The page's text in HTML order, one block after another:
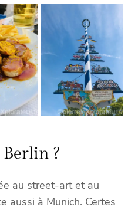
?
au street-art et au
aussi à Munich. Certes